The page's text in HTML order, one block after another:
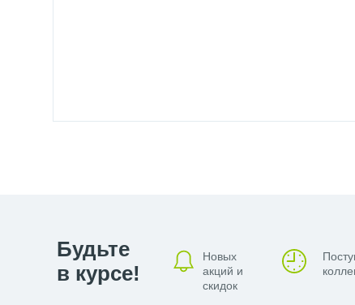
Будьте
в курсе!
Новых
акций и
скидок